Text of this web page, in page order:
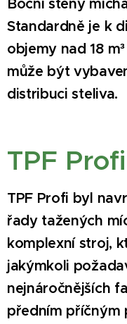
Boční stěny
Standardně je k
objemy nad 18
může být
distribuci steliva.
TPF Profi
TPF Profi byl
řady tažených
komplexní stroj,
jakýmkoli
nejnáročnějších
předním příčným